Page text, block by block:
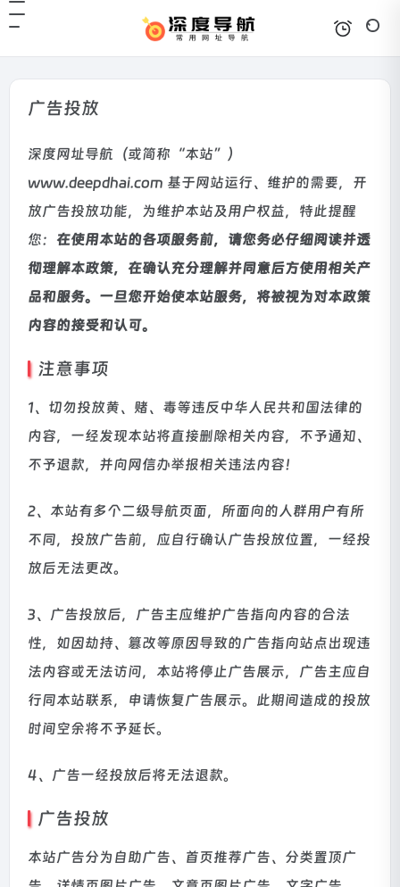
广告投放
深度网址导航（或简称“本站”）
www.deepdhai.com 基于网站运行、维护的需要，开
放广告投放功能，为维护本站及用户权益，特此提醒
您： 在使用本站的各项服务前，请您务必仔细阅读并透
彻理解本政策，在确认充分理解并同意后方使用相关产
品和服务。一旦您开始使本站服务，将被视为对本政策
内容的接受和认可。
注意事项
1、切勿投放黄、赌、毒等违反中华人民共和国法律的
内容，一经发现本站将直接删除相关内容，不予通知、
不予退款，并向网信办举报相关违法内容！
2、本站有多个二级导航页面，所面向的人群用户有所
不同，投放广告前，应自行确认广告投放位置，一经投
放后无法更改。
3、广告投放后，广告主应维护广告指向内容的合法
性，如因劫持、篡改等原因导致的广告指向站点出现违
法内容或无法访问，本站将停止广告展示，广告主应自
行同本站联系，申请恢复广告展示。此期间造成的投放
时间空余将不予延长。
4、广告一经投放后将无法退款。
广告投放
本站广告分为自助广告、首页推荐广告、分类置顶广